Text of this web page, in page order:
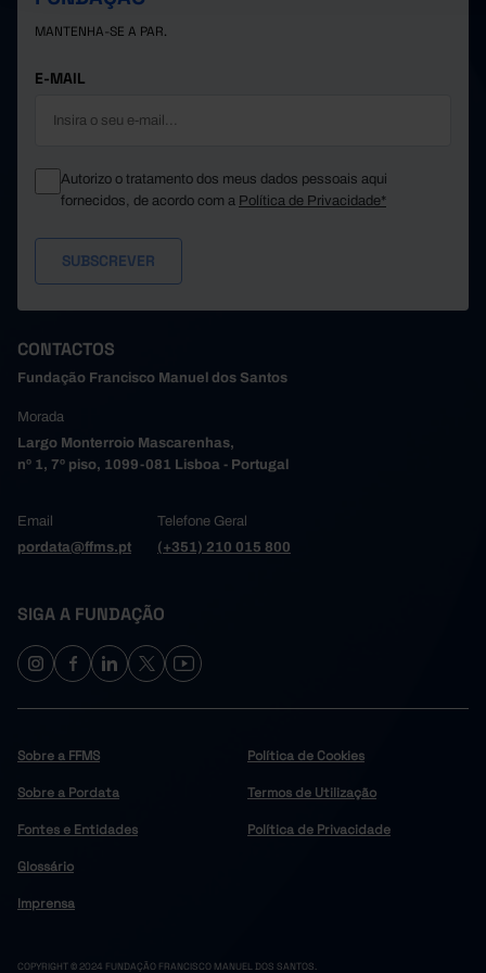
MANTENHA-SE A PAR.
E-MAIL
Autorizo o tratamento dos meus dados pessoais aqui
fornecidos, de acordo com a Política de Privacidade*
CONTACTOS
Fundação Francisco Manuel dos Santos
Morada
Largo Monterroio Mascarenhas,
nº 1, 7º piso, 1099-081 Lisboa - Portugal
Email
pordata@ffms.pt
Telefone Geral
(+351) 210 015 800
SIGA A FUNDAÇÃO
Sobre a FFMS
Sobre a Pordata
Fontes e Entidades
Glossário
Imprensa
Política de Cookies
Termos de Utilização
Política de Privacidade
COPYRIGHT © 2024 FUNDAÇÃO FRANCISCO MANUEL DOS SANTOS.